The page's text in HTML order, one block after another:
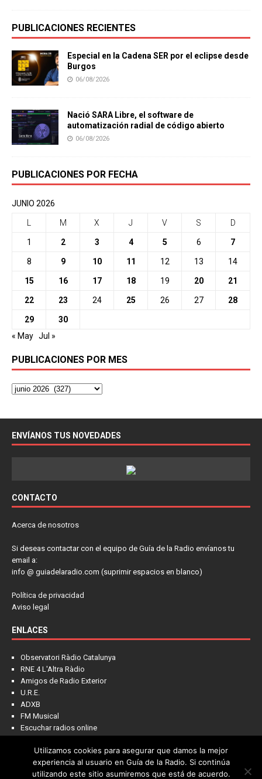
PUBLICACIONES RECIENTES
Especial en la Cadena SER por el eclipse desde
Burgos
06/08/2026
Nació SARA Libre, el software de
automatización radial de código abierto
06/08/2026
PUBLICACIONES POR FECHA
JUNIO 2026
M X J V S D
1 2 3 4 5 6 7
8 9 10 11 12 13 14
15 16 17 18 19 20 21
22 23 24 25 26 27 28
29
30
« May Jul »
PUBLICACIONES POR MES
ENVÍANOS TUS NOVEDADES
CONTACTO
Acerca de nosotros
Si deseas contactar con el equipo de Guía de la Radio envíanos tu
email a:
info @ guiadelaradio.com (suprimir espacios en blanco)
Política de privacidad
Aviso legal
ENLACES
Observatori Ràdio Catalunya
RNE 4 L'Altra Ràdio
Amigos de Radio Exterior
U.R.E.
ADXB
FM Musical
Escuchar radios online
Utilizamos cookies para asegurar que damos la mejor
experiencia al usuario en Guía de la Radio. Si continúa
utilizando este sitio asumiremos que está de acuerdo.